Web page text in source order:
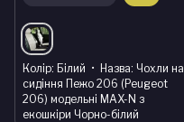
Колір Білий Назва Чохли на
сидіння Пежо 206 (Peugeot
206) модельні MAX-N з
екошкіри Чорно-білий